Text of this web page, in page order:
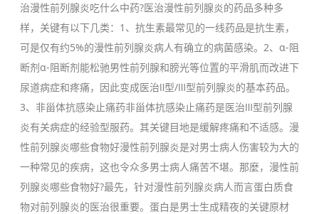
治漫性前列腺炎吃什么中药?医治漫性前列腺炎的药品多种多
样，关键有以下几类：1、抗生素最常见的一线药品是抗生素，
可是仅有约5%的漫性前列腺炎病人有确立的病菌感染。2、α-阻
断剂α-阻断剂能松驰男性前列腺和膀光等位置的平滑肌而改进下
尿道病症和疼痛，因此变成医治Ⅱ型/Ⅲ型前列腺炎的基本药品。
3、非甾体抗感染止痛药非甾体抗感染止痛药是医治Ⅲ型前列腺
炎有关病症的经验型服药。其关键目地是缓解疼痛和不适感。漫
性前列腺炎哪些食物好漫性前列腺炎是对男士病人伤害较为大的
一种常见的疾病，这也令众多男士病人痛苦不堪。那麼，漫性前
列腺炎哪些食物好?最先，针对漫性前列腺炎病人而言蛋白质食
物对前列腺炎的医治很重要。蛋白是男士生成精夜的关键原材